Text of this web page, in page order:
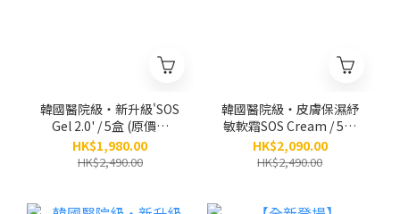
韓國醫院級‧新升級'SOS
Gel 2.0' / 5盒 (原價：
$2,490)
HK$1,980.00
HK$2,490.00
韓國醫院級‧皮膚保濕紓
敏軟霜SOS Cream / 5盒
（原價：$2,490）
HK$2,090.00
HK$2,490.00